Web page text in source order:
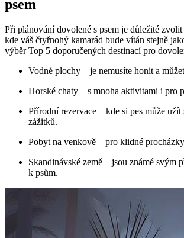
psem
Při plánování dovolené s psem je důležité zvolit
kde váš čtyřnohý kamarád bude vítán stejně
výběr Top 5 doporučených destinací pro
Vodné plochy – je nemusíte honit a
Horské chaty – s mnoha aktivitami i pro
Přírodní rezervace – kde si pes může užít
zážitků.
Pobyt na venkově – pro klidné
Skandinávské země – jsou známé svým
k psům.